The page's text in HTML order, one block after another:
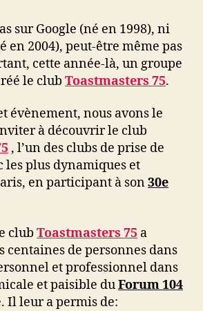
sur Google (né en 1998), ni
en 2004), peut-être même pas
cette année-là, un groupe
le club Toastmasters 75.
évènement, nous avons le
à découvrir le club
, l’un des clubs de prise de
les plus dynamiques et
en participant à son30e
club Toastmasters 75 a
centaines de personnes dans
et professionnel dans
et paisible duForum 104
Il leur a permis de: